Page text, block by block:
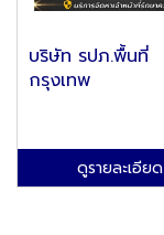
บริษัท รปภ.พื้นที่
กรุงเทพ
ดูรายละเอียด